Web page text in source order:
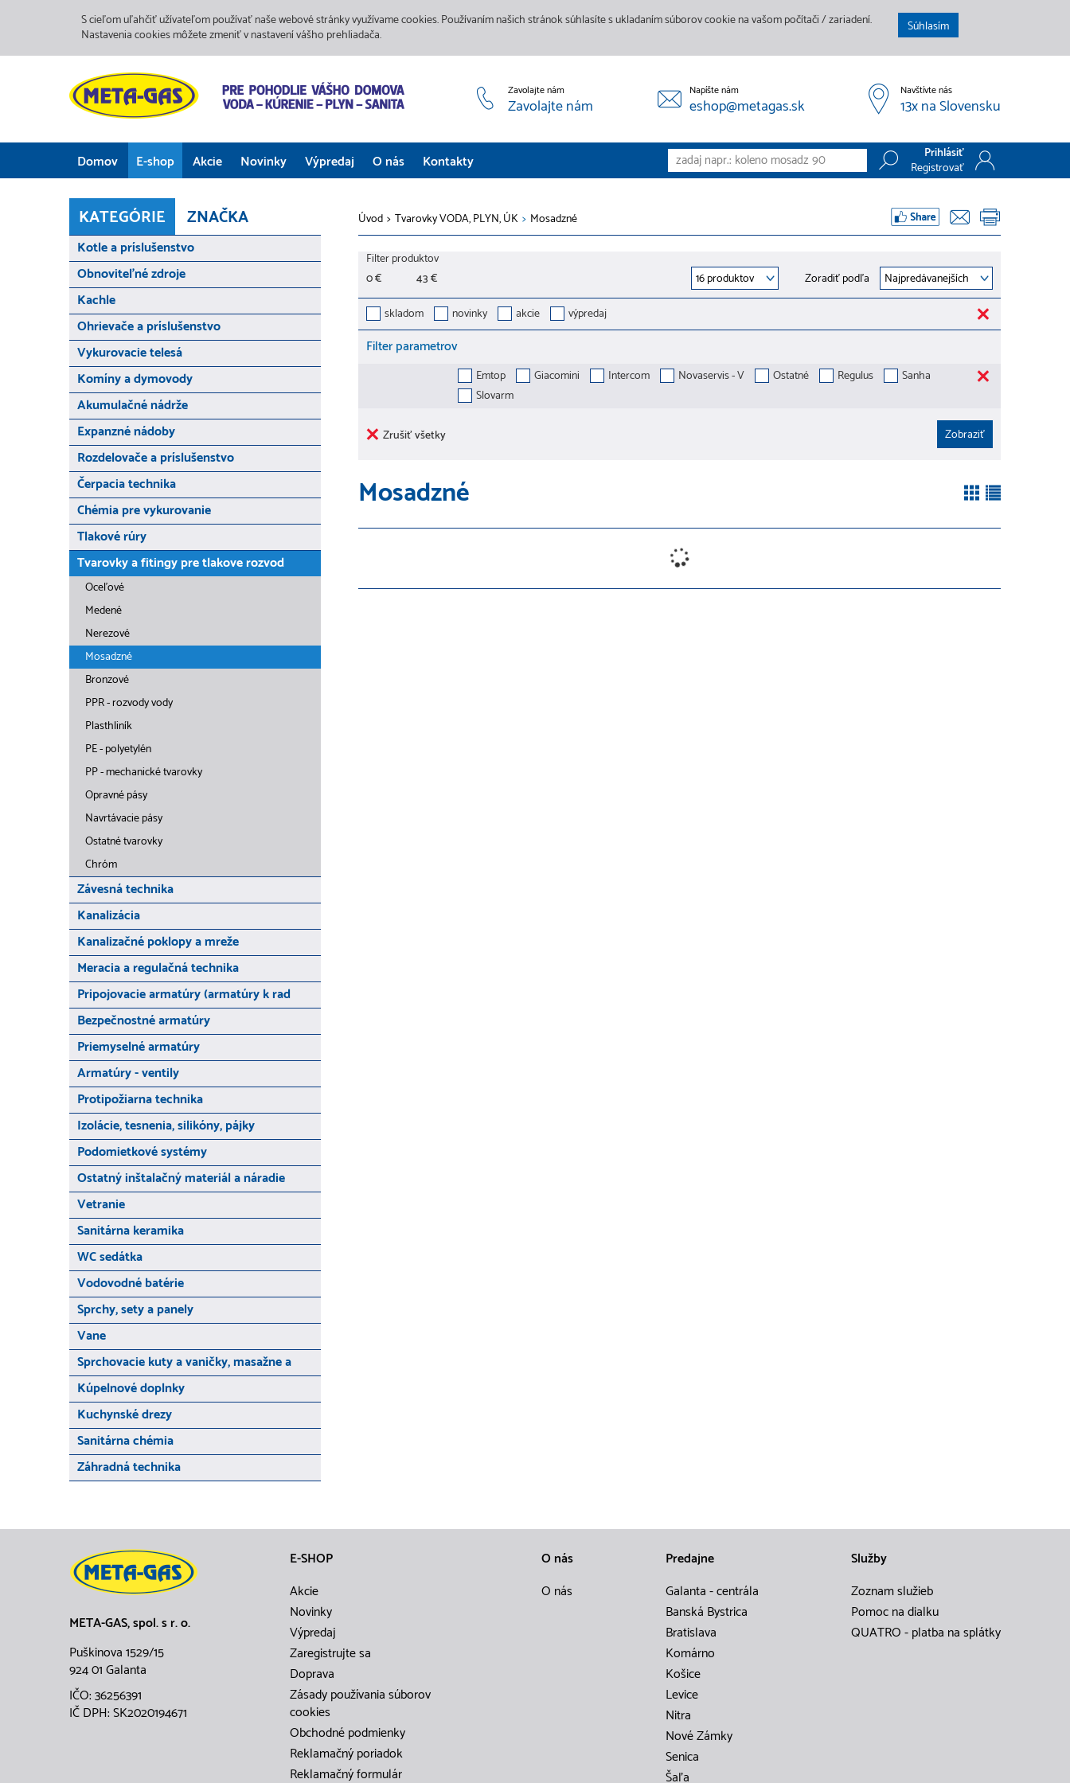
S cieľom uľahčiť užívateľom používať naše webové stránky využívame cookies. Používaním našich stránok súhlasíte s ukladaním súborov cookie na vašom počítači / zariadení.
Nastavenia cookies môžete zmeniť v nastavení vášho prehliadača.
Súhlasím
Zavolajte nám
Zavolajte nám
Napíšte nám
eshop@metagas.sk
Navštívte nás
13x na Slovensku
Domov E-shop Akcie Novinky Výpredaj O nás
Služby
Predajne
Galéria
Kontakty
Prihlásiť
Registrovať
Registrovať
KATEGÓRIE ZNAČKA
Kotle a príslušenstvo
Obnoviteľné zdroje
Kachle
Ohrievače a príslušenstvo
Vykurovacie telesá
Komíny a dymovody
Akumulačné nádrže
Expanzné nádoby
Rozdelovače a príslušenstvo
Čerpacia technika
Chémia pre vykurovanie
Tlakové rúry
Tvarovky a fitingy pre tlakove rozvod
Oceľové
Medené
Nerezové
Mosadzné
Bronzové
PPR - rozvody vody
Plasthliník
PE - polyetylén
PP - mechanické tvarovky
Opravné pásy
Navrtávacie pásy
Ostatné tvarovky
Chróm
Závesná technika
Kanalizácia
Kanalizačné poklopy a mreže
Meracia a regulačná technika
Pripojovacie armatúry (armatúry k rad
Bezpečnostné armatúry
Priemyselné armatúry
Armatúry - ventily
Protipožiarna technika
Izolácie, tesnenia, silikóny, pájky
Podomietkové systémy
Ostatný inštalačný materiál a náradie
Vetranie
Sanitárna keramika
WC sedátka
Vodovodné batérie
Sprchy, sety a panely
Vane
Sprchovacie kuty a vaničky, masažne a
Kúpelnové doplnky
Kuchynské drezy
Sanitárna chémia
Záhradná technika
Úvod > Tvarovky VODA, PLYN, ÚK > Mosadzné
Filter produktov
0 €
43 €
Zoradiť podľa
skladom
novinky akcie výpredaj
Filter parametrov
Emtop Giacomini Intercom Novaservis - V Ostatné Regulus
Sanha
Slovarm
Zrušiť všetky
Mosadzné
META-GAS, spol. s r. o.
Puškinova 1529/15
924 01 Galanta
IČO: 36256391
IČ DPH: SK2020194671
E-SHOP
Akcie
Novinky
Výpredaj
Zaregistrujte sa
Doprava
Zásady používania súborov
cookies
Obchodné podmienky
Reklamačný poriadok
Reklamačný formulár
O nás
O nás
Predajne
Galanta - centrála
Banská Bystrica
Bratislava
Komárno
Košice
Levice
Nitra
Nové Zámky
Senica
Šaľa
Služby
Zoznam služieb
Pomoc na dialku
QUATRO - platba na splátky